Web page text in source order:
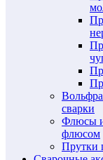
сварки
Флюсы и
флюсом
Прутки